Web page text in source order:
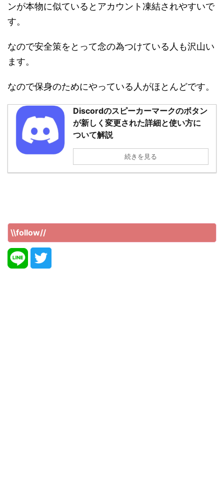
ンが本物に似ているとアカウント凍結されやすいで
す。
なので安全策をとって念の為つけている人も沢山い
ます。
なので保身のためにやっている人がほとんどです。
Discordのスピーカーマークのボタン
が新しく変更された詳細と使い方に
ついて解説
続きを見る
\\follow//